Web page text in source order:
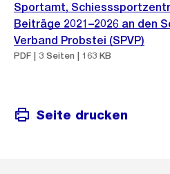
Sportamt,
Beiträge 2021–2026 an den
Verband Probstei (SPVP)
PDF | 3 Seiten | 163 KB
Seite drucken